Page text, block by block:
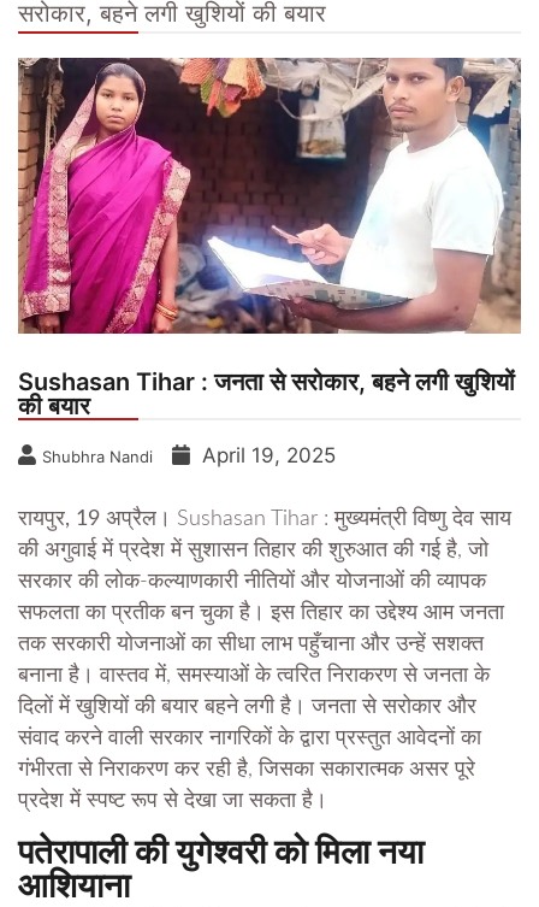
सरोकार, बहने लगी खुशियों की बयार
Sushasan Tihar : जनता से सरोकार, बहने लगी खुशियों
की बयार
Shubhra Nandi April 19, 2025
रायपुर, 19 अप्रैल। Sushasan Tihar : मुख्यमंत्री विष्णु देव साय
की अगुवाई में प्रदेश में सुशासन तिहार की शुरुआत की गई है, जो
सरकार की लोक-कल्याणकारी नीतियों और योजनाओं की व्यापक
सफलता का प्रतीक बन चुका है। इस तिहार का उद्देश्य आम जनता
तक सरकारी योजनाओं का सीधा लाभ पहुँचाना और उन्हें सशक्त
बनाना है। वास्तव में, समस्याओं के त्वरित निराकरण से जनता के
दिलों में खुशियों की बयार बहने लगी है। जनता से सरोकार और
संवाद करने वाली सरकार नागरिकों के द्वारा प्रस्तुत आवेदनों का
गंभीरता से निराकरण कर रही है, जिसका सकारात्मक असर पूरे
प्रदेश में स्पष्ट रूप से देखा जा सकता है।
पतेरापाली की युगेश्वरी को मिला नया
आशियाना